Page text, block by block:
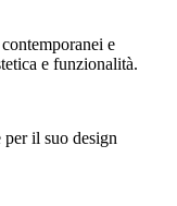
e
e funzionalità.
il suo design